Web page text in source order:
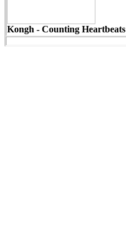
Kongh - Counting Heartbeats